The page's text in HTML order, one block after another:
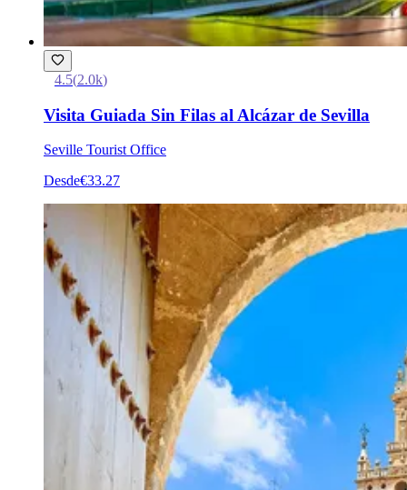
4.5(2.0k)
Visita Guiada Sin Filas al Alcázar de Sevilla
Seville Tourist Office
Desde€33.27